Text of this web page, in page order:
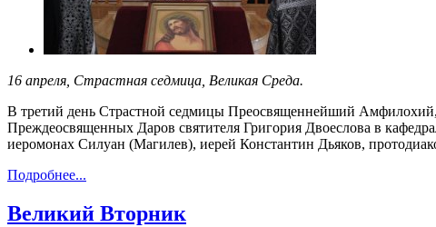
16 апреля, Страстная седмица, Великая Среда.
В третий день Страстной седмицы Преосвященнейший
Преждеосвященных Даров святителя Григория Двоеслова в
иеромонах Силуан (Магилев), иерей Константин Дьяков,
Подробнее...
Великий Вторник